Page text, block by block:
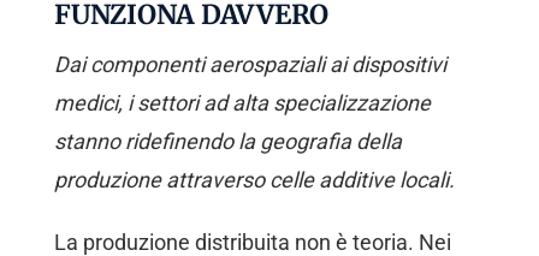
FUNZIONA DAVVERO
Dai componenti aerospaziali ai dispositivi
medici, i settori ad alta specializzazione
stanno ridefinendo la geografia della
produzione attraverso celle additive locali.
La produzione distribuita non è teoria. Nei